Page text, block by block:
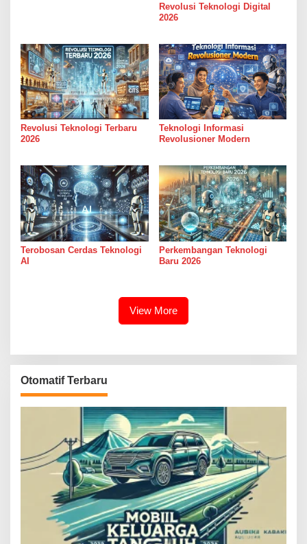
Revolusi Teknologi Digital
2026
Revolusi Teknologi Terbaru
2026
Teknologi Informasi
Revolusioner Modern
Terobosan Cerdas Teknologi
AI
Perkembangan Teknologi
Baru 2026
View More
Otomatif Terbaru